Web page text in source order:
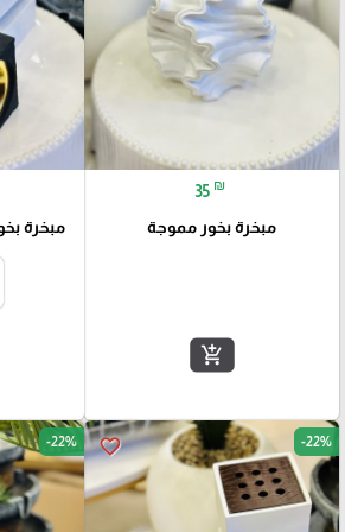
35 ₪
مبخرة بخور مموجة
add_shopping_cart
مبخرة
favorite_border -22%
-22%